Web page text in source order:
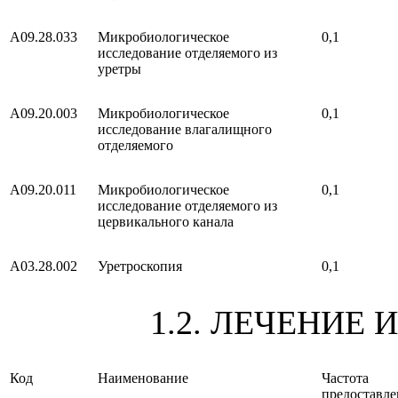
A09.28.033
Микробиологическое
исследование отделяемого из
уретры
0,1
A09.20.003
Микробиологическое
исследование влагалищного
отделяемого
0,1
A09.20.011
Микробиологическое
исследование отделяемого из
цервикального канала
0,1
A03.28.002 Уретроскопия 0,1
1.2. ЛЕЧЕНИЕ
Код Наименование
Частота